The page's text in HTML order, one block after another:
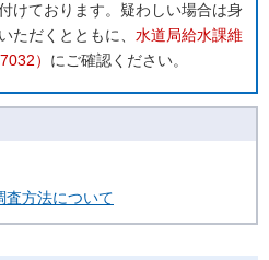
けております。疑わしい場合は身
ただくとともに、 水道局給水課維
） にご確認ください。
査方法について